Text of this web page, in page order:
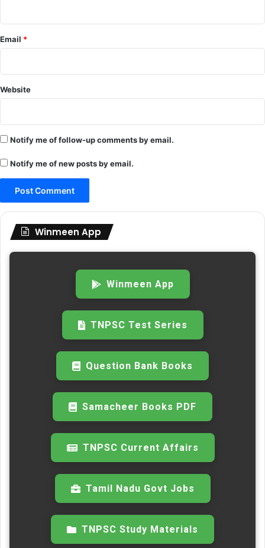
Email *
Website
Notify me of follow-up comments by email.
Notify me of new posts by email.
Winmeen App
Winmeen App
TNPSC Test Series
Question Bank Books
Samacheer Books PDF
TNPSC Current Affairs
Tamil Nadu Govt Jobs
TNPSC Study Materials